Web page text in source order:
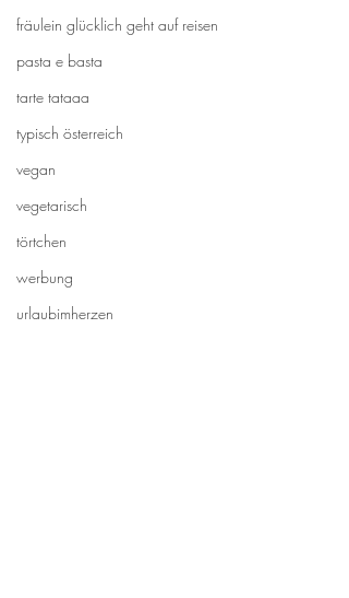
fräulein glücklich geht auf reisen
pasta e basta
tarte tataaa
typisch österreich
vegan
vegetarisch
törtchen
werbung
urlaubimherzen